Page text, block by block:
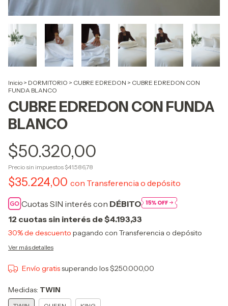
Inicio > DORMITORIO > CUBRE EDREDON > CUBRE EDREDON CON
FUNDA BLANCO
CUBRE EDREDON CON FUNDA
BLANCO
$50.320,00
Precio sin impuestos $41.586,78
$35.224,00 con Transferencia o depósito
Cuotas SIN interés con DÉBITO
12 cuotas sin interés de$4.193,33
30% de descuento pagando con Transferencia o depósito
Ver más detalles
Envío gratissuperando los$250.000,00
Medidas: TWIN